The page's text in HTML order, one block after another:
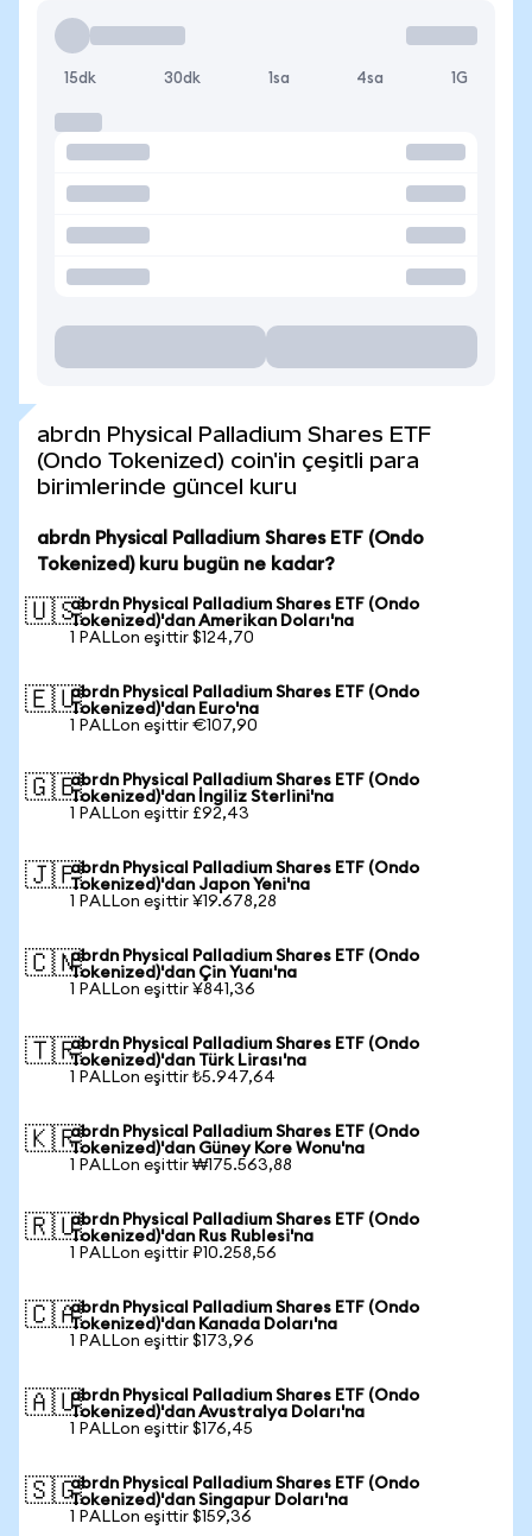
15dk 30dk 1sa 4sa 1G
abrdn Physical Palladium Shares ETF
(Ondo Tokenized) coin'in çeşitli para
birimlerinde güncel kuru
abrdn Physical Palladium Shares ETF (Ondo
Tokenized) kuru bugün ne kadar?
🇺🇸abrdn Physical Palladium Shares ETF (Ondo
Tokenized)'dan Amerikan Doları'na
1 PALLon eşittir $124,70
🇪🇺abrdn Physical Palladium Shares ETF (Ondo
Tokenized)'dan Euro'na
1 PALLon eşittir €107,90
🇬🇧abrdn Physical Palladium Shares ETF (Ondo
Tokenized)'dan İngiliz Sterlini'na
1 PALLon eşittir £92,43
🇯🇵abrdn Physical Palladium Shares ETF (Ondo
Tokenized)'dan Japon Yeni'na
1 PALLon eşittir ¥19.678,28
🇨🇳abrdn Physical Palladium Shares ETF (Ondo
Tokenized)'dan Çin Yuanı'na
1 PALLon eşittir ¥841,36
🇹🇷abrdn Physical Palladium Shares ETF (Ondo
Tokenized)'dan Türk Lirası'na
1 PALLon eşittir ₺5.947,64
🇰🇷abrdn Physical Palladium Shares ETF (Ondo
Tokenized)'dan Güney Kore Wonu'na
1 PALLon eşittir ₩175.563,88
🇷🇺abrdn Physical Palladium Shares ETF (Ondo
Tokenized)'dan Rus Rublesi'na
1 PALLon eşittir ₽10.258,56
🇨🇦abrdn Physical Palladium Shares ETF (Ondo
Tokenized)'dan Kanada Doları'na
1 PALLon eşittir $173,96
🇦🇺abrdn Physical Palladium Shares ETF (Ondo
Tokenized)'dan Avustralya Doları'na
1 PALLon eşittir $176,45
🇸🇬abrdn Physical Palladium Shares ETF (Ondo
Tokenized)'dan Singapur Doları'na
1 PALLon eşittir $159,36